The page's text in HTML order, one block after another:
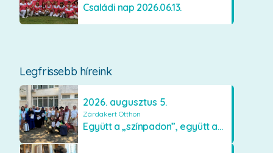
Családi nap 2026.06.13.
Legfrissebb híreink
2026. augusztus 5.
Zárdakert Otthon
Együtt a „színpadon”, együtt az élményekért 🎭✨